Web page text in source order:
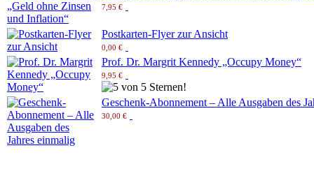
7,95 €
Postkarten-Flyer zur Ansicht
0,00 €
Prof. Dr. Margrit Kennedy „Occupy Money“
9,95 €
Geschenk-Abonnement – Alle Ausgaben des
30,00 €